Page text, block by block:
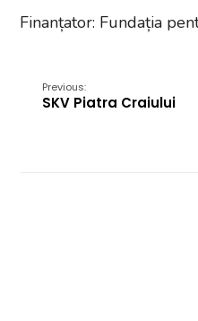
Finanțator: Fundația
Previous:
SKV Piatra Craiului